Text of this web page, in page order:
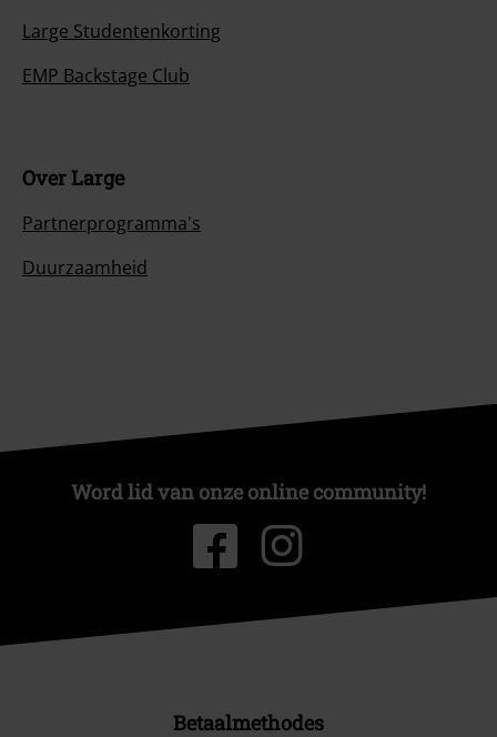
Large Studentenkorting
EMP Backstage Club
Over Large
Partnerprogramma's
Duurzaamheid
Word lid van onze online community!
Betaalmethodes